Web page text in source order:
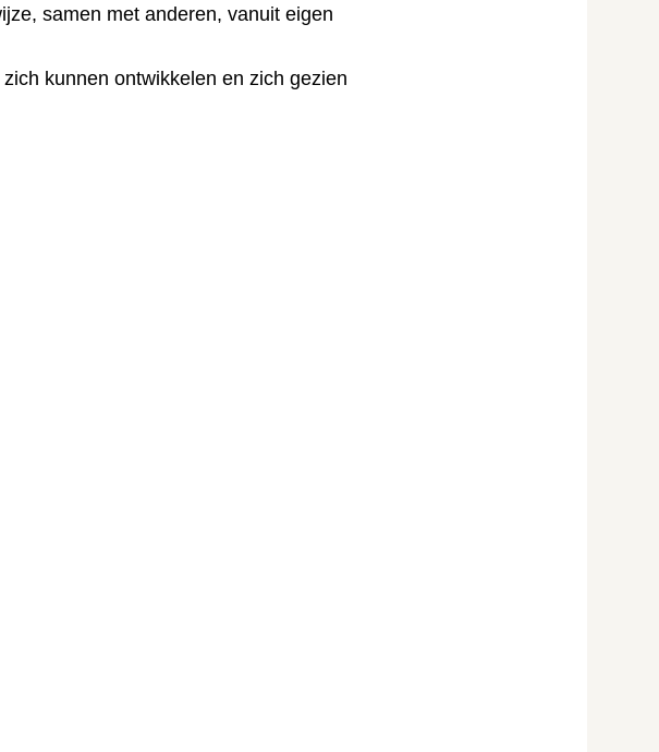
samen met anderen, vanuit eigen
kunnen ontwikkelen en zich gezien